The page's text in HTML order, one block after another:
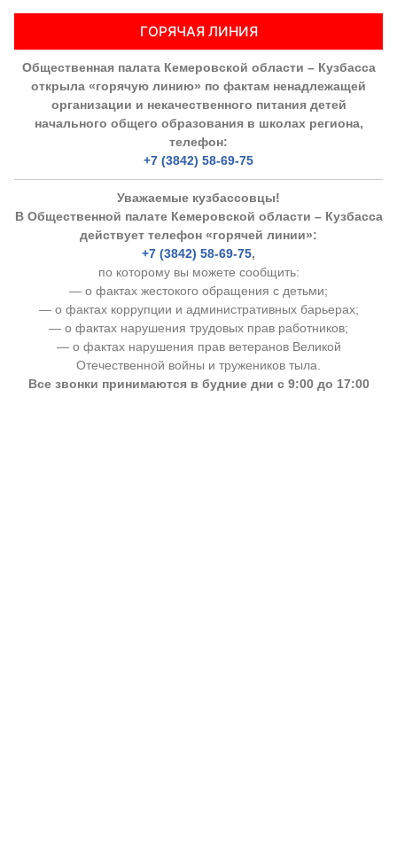
ГОРЯЧАЯ ЛИНИЯ
Общественная палата Кемеровской области – Кузбасса
открыла «горячую линию» по фактам ненадлежащей
организации и некачественного питания детей
начального общего образования в школах региона,
телефон:
+7 (3842) 58-69-75
Уважаемые кузбассовцы!
В Общественной палате Кемеровской области – Кузбасса
действует телефон «горячей линии»:
+7 (3842) 58-69-75,
по которому вы можете сообщить:
— о фактах жестокого обращения с детьми;
— о фактах коррупции и административных барьерах;
— о фактах нарушения трудовых прав работников;
— о фактах нарушения прав ветеранов Великой
Отечественной войны и тружеников тыла.
Все звонки принимаются в будние дни с 9:00 до 17:00